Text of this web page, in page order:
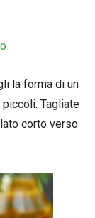
la forma di un
Tagliate
corto verso